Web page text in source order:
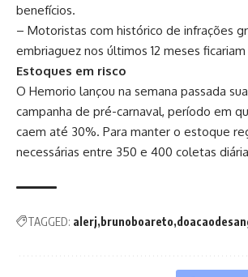
benefícios.
– Motoristas com histórico de infrações
embriaguez nos últimos 12 meses
Estoques em risco
O Hemorio lançou na semana passada
campanha de pré-carnaval, período em
caem até 30%. Para manter o estoque
necessárias entre 350 e 400 coletas
TAGGED: alerj brunoboareto